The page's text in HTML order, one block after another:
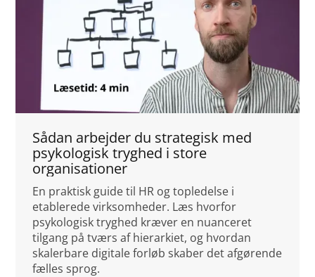
Sådan arbejder du strategisk med
psykologisk tryghed i store
organisationer
En praktisk guide til HR og topledelse i
etablerede virksomheder. Læs hvorfor
psykologisk tryghed kræver en nuanceret
tilgang på tværs af hierarkiet, og hvordan
skalerbare digitale forløb skaber det afgørende
fælles sprog.